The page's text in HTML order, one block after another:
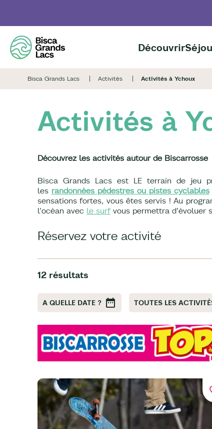
contenu
principal
Découvrir
Bisca Grands Lacs Activités Activités à Ychoux
Activités à
Découvrez les activités autour de Biscarrosse
Bisca Grands Lacs est LE terrain de jeu
les randonnées pédestres ou pistes cyclables
sensations fortes, vous êtes servis ! Au
l’océan avec le surf vous permettra d’évoluer
Réservez votre activité
12 résultats
A QUELLE DATE ? TOUTES LES